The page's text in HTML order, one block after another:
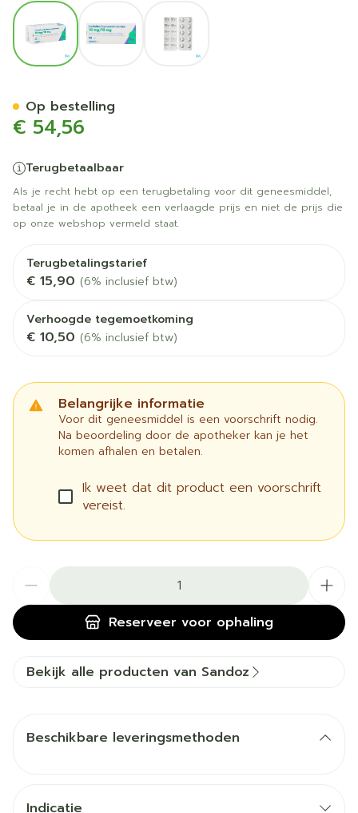
View larger image
€ 54,56
Terugbetaalbaar
Als je recht hebt op een terugbetaling voor dit geneesmiddel,
betaal je in de apotheek een verlaagde prijs en niet de prijs die
op onze webshop vermeld staat.
Terugbetalingstarief
€ 15,90 (6% inclusief btw)
Verhoogde tegemoetkoming
€ 10,50 (6% inclusief btw)
Belangrijke informatie
Voor dit geneesmiddel is een voorschrift nodig.
Na beoordeling door de apotheker kan je het
komen afhalen en betalen.
Ik weet dat dit product een voorschrift
vereist.
Reserveer voor ophaling
Op bestelling
Bekijk alle producten van Sandoz
Beschikbare leveringsmethoden
Indicatie